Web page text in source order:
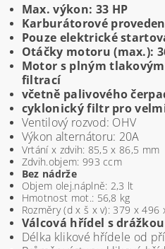
Max. výkon: 33 HP
Karburátorové
Pouze elektrické
Otáčky motoru (max.):
Motor s plným
filtrací
včetně palivového
cyklonický filtr pro
Ventilový rozvod: OHV
Výkon alternátoru: 20A
Vrtání x zdvih: 85,5 x 86,5 mm
Zdvih.objem: 993 ccm
Bez nádrže
Objem olej.náplně: 2,3 lt
Hmotnost mot.: 56,8 kg
Rozměry (d x š x v): 379 x 496
Válcová hřídel s
Délka klikové hřídele od